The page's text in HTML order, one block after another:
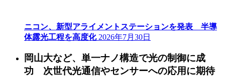
ニコン、新型アライメントステーションを発表 半導
体露光工程を高度化 2026年7月30日
岡山大など、単一ナノ構造で光の制御に成
功 次世代光通信やセンサーへの応用に期待